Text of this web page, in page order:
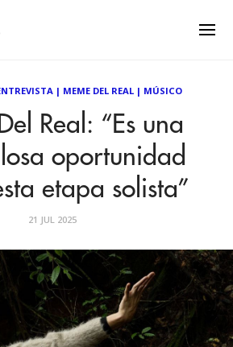
| MEME DEL REAL| MÚSICO
Real: “Es una
oportunidad
etapa solista”
21 JUL 2025